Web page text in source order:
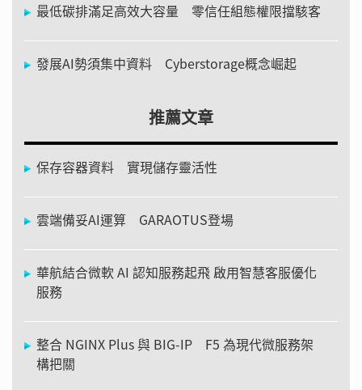
最低碳排滿足高效大容量 零信任組態權限擋駭客
發展AI勢須集中資料 Cyberstorage概念崛起
推薦文章
保存容器資料 實現儲存靈活性
雲端備妥AI運算 GARAOTUS登場
華航結合微軟 AI 認知服務起飛 啟用智慧客服優化
服務
整合 NGINX Plus 與 BIG-IP F5 為現代微服務架
構把關